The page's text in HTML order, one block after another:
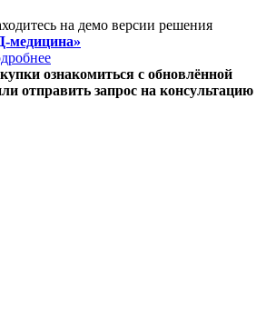
на демо версии решения
ознакомиться с обновлённой
отправить запрос на консультацию